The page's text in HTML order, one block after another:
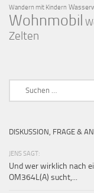
Wandern mit Kindern
Wohnmobil
Zelten
DISKUSSION, FRAGE &
JENS SAGT:
Und wer wirklich nach
OM364L(A) sucht,...